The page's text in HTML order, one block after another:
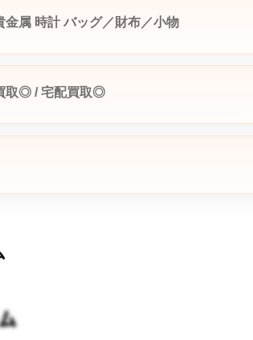
金属 時計 バッグ／財布／小物
取◎ / 宅配買取◎